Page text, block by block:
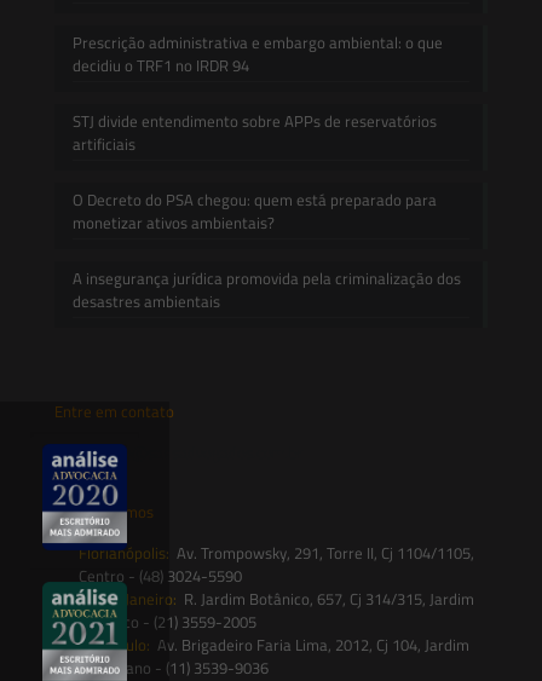
Prescrição administrativa e embargo ambiental: o que
decidiu o TRF1 no IRDR 94
STJ divide entendimento sobre APPs de reservatórios
artificiais
O Decreto do PSA chegou: quem está preparado para
monetizar ativos ambientais?
A insegurança jurídica promovida pela criminalização dos
desastres ambientais
Entre em contato
contato@saesadvogados.com.br
Onde estamos
Florianópolis: Av. Trompowsky, 291, Torre II, Cj 1104/1105,
Centro - (48) 3024-5590
Rio de Janeiro: R. Jardim Botânico, 657, Cj 314/315, Jardim
Botânico - (21) 3559-2005
São Paulo: Av. Brigadeiro Faria Lima, 2012, Cj 104, Jardim
Paulistano - (11) 3539-9036